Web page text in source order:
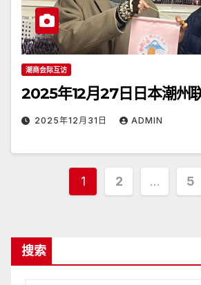
潮商会际互访
2025年12月27日日本潮州
2025年12月31日 ADMIN
文
页
1 2 … 5
搜索